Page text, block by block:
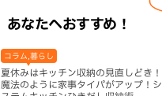
あなたへおすすめ！
夏休みはキッチン収納の見直しどき！
魔法のように家事タイパがアップ！シ
コラム,暮らし